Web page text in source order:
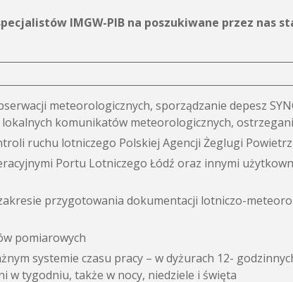
IMGW-PIB na poszukiwane przez nas
meteorologicznych, sporządzanie depesz
komunikatów meteorologicznych,
ruchu lotniczego Polskiej Agencji Żeglugi
Portu Lotniczego Łódź oraz innymi
przygotowania dokumentacji lotniczo-
pomiarowych
systemie czasu pracy – w dyżurach 12-
w tygodniu, także w nocy, niedziele i święta